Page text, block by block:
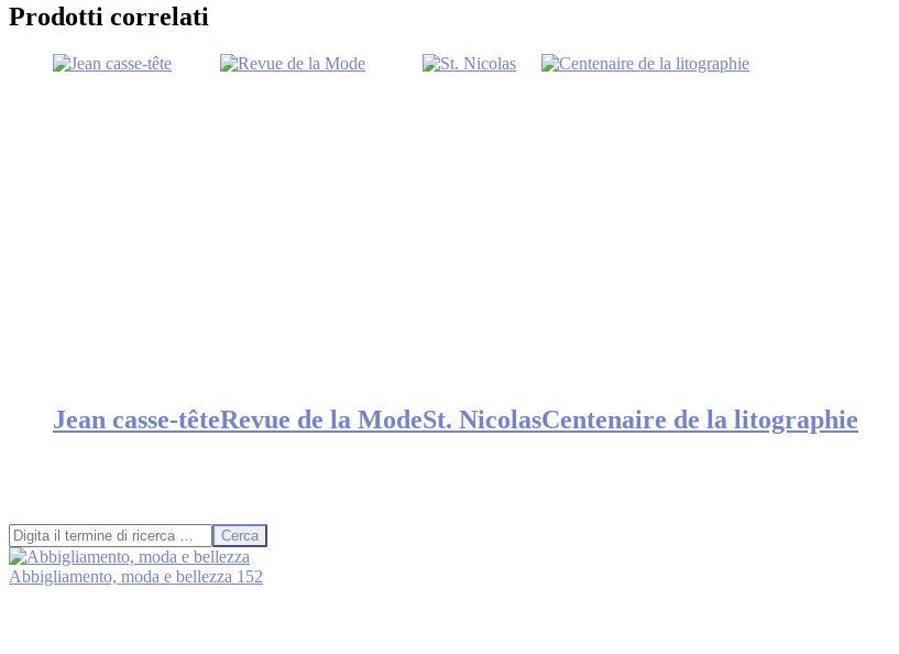
Prodotti correlati
Jean casse-têteRevue de la ModeSt. NicolasCentenaire de la litographie
Cerca
Abbigliamento, moda e bellezza 152